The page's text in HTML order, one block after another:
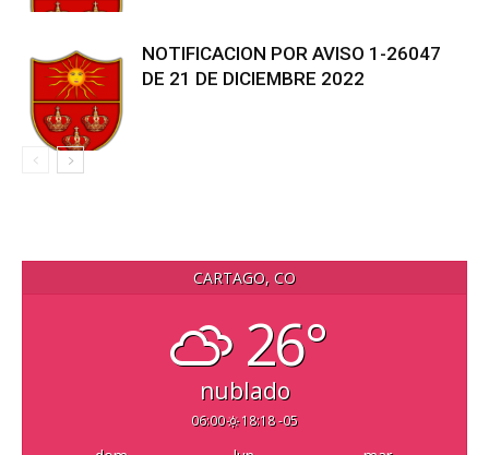
NOTIFICACION POR AVISO 1-26047
DE 21 DE DICIEMBRE 2022
CARTAGO, CO
26°
nublado
06:00 18:18 -05